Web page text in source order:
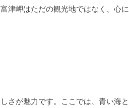
津岬はただの観光地ではなく、心
さが魅力です。ここでは、青い海